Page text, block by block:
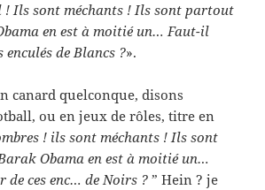
! Ils sont méchants ! Ils sont partout
en est à moitié un… Faut-il
enculés de Blancs ?».
canard quelconque, disons
ou en jeux de rôles, titre en
! ils sont méchants ! Ils sont
Obama en est à moitié un…
ces enc… de Noirs ? ” Hein ? je